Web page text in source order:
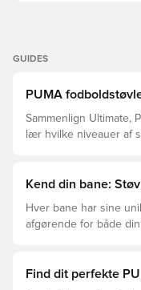
GUIDES
PUMA
Sammenlign Ultimate,
lær hvilke niveauer af
Kend din bane:
Hver bane har sine
afgørende for både
støvler der er det
Find dit perfekte